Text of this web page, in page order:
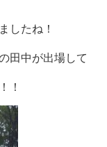
したね！
田中が出場して
！